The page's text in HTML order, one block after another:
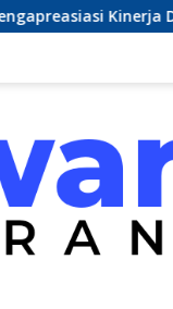
Dinas Kominfo